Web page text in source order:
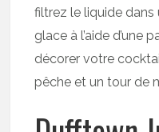
filtrez le liquide dans
glace à l’aide d’une
décorer votre
pêche et un tour de